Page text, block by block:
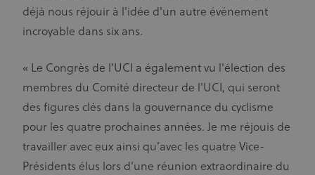
déjà nous réjouir à l'idée d'un autre événement
incroyable dans six ans.
« Le Congrès de l'UCI a également vu l'élection des
membres du Comité directeur de l'UCI, qui seront
des figures clés dans la gouvernance du cyclisme
pour les quatre prochaines années. Je me réjouis de
travailler avec eux ainsi qu’avec les quatre Vice-
Présidents élus lors d’une réunion extraordinaire du